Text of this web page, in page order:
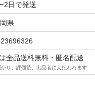
2日で発送
県
全品送料無料・匿名配送
り、評価後、出品者に支払われます